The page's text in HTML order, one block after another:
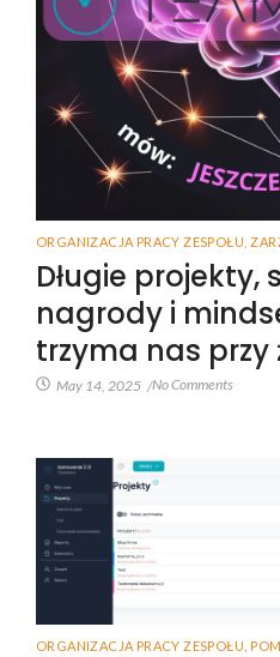
ORGANIZACJA PRACY ZESPOŁU
Długie projekty,
nagrody i
trzyma nas przy
May 14, 2025 /No Comments
ORGANIZACJA PRACY ZESPOŁU